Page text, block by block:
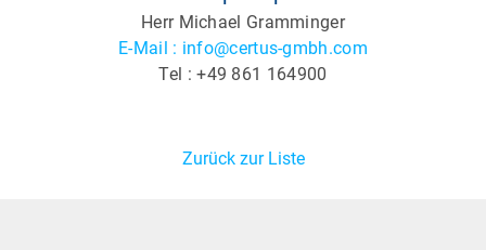
Herr Michael Gramminger
E-Mail : info@certus-gmbh.com
Tel : +49 861 164900
Zurück zur Liste